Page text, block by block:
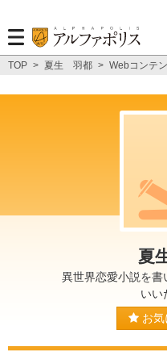
TOP > 夏生 羽都 > Webコンテ
夏
異世界恋愛小説を
いい
お気